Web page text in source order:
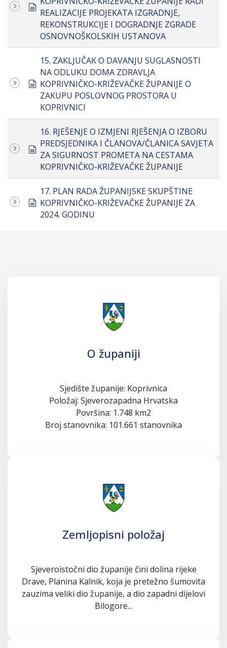
document
REALIZACIJE PROJEKATA IZGRADNJE,
REKONSTRUKCIJE I DOGRADNJE ZGRADE
OSNOVNOŠKOLSKIH USTANOVA
document
15. ZAKLJUČAK O DAVANJU SUGLASNOSTI
NA ODLUKU DOMA ZDRAVLJA
KOPRIVNIČKO-KRIŽEVAČKE ŽUPANIJE O
ZAKUPU POSLOVNOG PROSTORA U
KOPRIVNICI
document
16. RJEŠENJE O IZMJENI RJEŠENJA O IZBORU
PREDSJEDNIKA I ČLANOVA/ČLANICA SAVJETA
ZA SIGURNOST PROMETA NA CESTAMA
KOPRIVNIČKO-KRIŽEVAČKE ŽUPANIJE
document
17. PLAN RADA ŽUPANIJSKE SKUPŠTINE
KOPRIVNIČKO-KRIŽEVAČKE ŽUPANIJE ZA
2024. GODINU
O županiji
Sjedište županije: Koprivnica
Položaj: Sjeverozapadna Hrvatska
Površina: 1.748 km2
Broj stanovnika: 101.661 stanovnika
Zemljopisni položaj
Sjeveroistočni dio županije čini dolina rijeke
Drave, Planina Kalnik, koja je pretežno šumovita
zauzima veliki dio županije, a dio zapadni dijelovi
Bilogore...